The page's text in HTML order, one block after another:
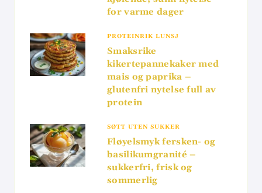
for varme dager
PROTEINRIK LUNSJ
Smaksrike
kikertepannekaker med
mais og paprika –
glutenfri nytelse full av
protein
SØTT UTEN SUKKER
Fløyelsmyk fersken- og
basilikumgranité –
sukkerfri, frisk og
sommerlig